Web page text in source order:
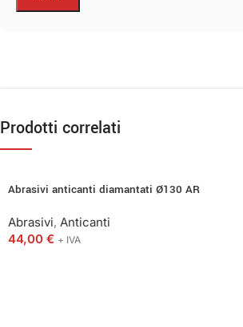
Prodotti correlati
Abrasivi anticanti diamantati Ø130 AR
Abrasivi, Anticanti
44,00 € + IVA